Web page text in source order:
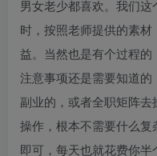
男女老少都喜欢。我们
时，按照老师提供的素
益。当然也是有个过程
注意事项还是需要知道
副业的，或者全职矩阵
操作，根本不需要什么
即可，每天也就花费你